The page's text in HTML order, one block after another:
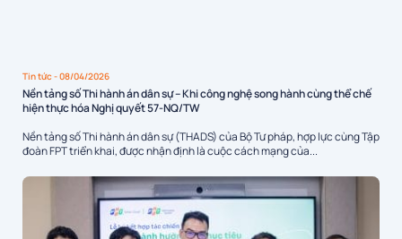
Tin tức- 08/04/2026
Nền tảng số Thi hành án dân sự – Khi công nghệ song hành cùng thể chế
hiện thực hóa Nghị quyết 57-NQ/TW
Nền tảng số Thi hành án dân sự (THADS) của Bộ Tư pháp, hợp lực cùng Tập
đoàn FPT triển khai, được nhận định là cuộc cách mạng của...